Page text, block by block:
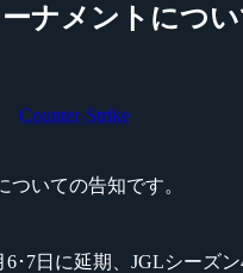
ナメントについ
Counter-Strike
ついての告知です。
･7日に延期、JGLシーズ